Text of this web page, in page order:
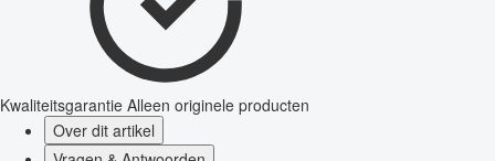
Kwaliteitsgarantie Alleen originele producten
Over dit artikel